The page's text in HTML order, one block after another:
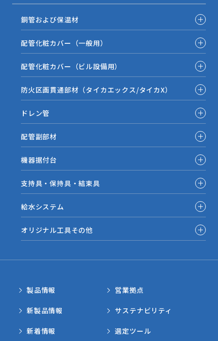
銅管および保温材
配管化粧カバー（一般用）
配管化粧カバー（ビル設備用）
防火区画貫通部材（タイカエックス/タイカX）
ドレン管
配管副部材
機器据付台
支持具・保持具・結束具
給水システム
オリジナル工具その他
製品情報
新製品情報
新着情報
営業拠点
サステナビリティ
選定ツール